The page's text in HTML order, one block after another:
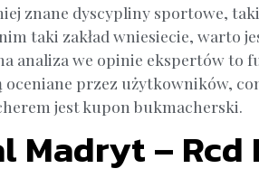
znane dyscypliny sportowe,
taki zakład wniesiecie, warto
analiza we opinie ekspertów to
oceniane przez użytkowników,
jest kupon bukmacherski.
Madryt –